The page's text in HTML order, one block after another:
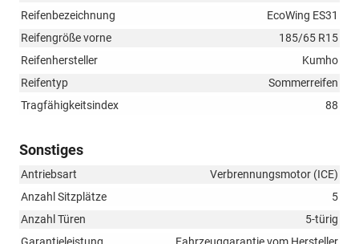
Reifenbezeichnung
EcoWing ES31
Reifengröße vorne
185/65 R15
Reifenhersteller
Kumho
Reifentyp
Sommerreifen
Tragfähigkeitsindex
88
Sonstiges
Antriebsart
Verbrennungsmotor (ICE)
Anzahl Sitzplätze
5
Anzahl Türen
5-türig